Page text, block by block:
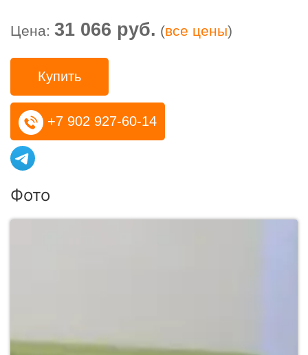
Цена: 31 066 руб. (все цены)
Купить
+7 902 927-60-14
Фото